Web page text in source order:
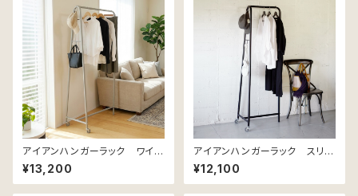
アイアンハンガーラック ワイ
ド 幅93cm
¥13,200
アイアンハンガーラック スリ
ム 幅63cm
¥12,100